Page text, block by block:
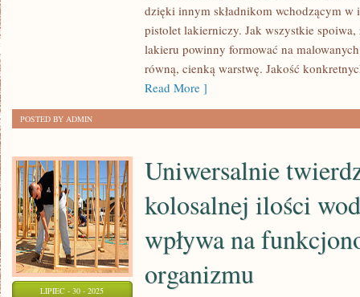
MAJĄ
INTRYGUJĄCE
NOWOMODNE
PROPOZYCJE
dzięki innym składnikom wchodzącym w
pistolet lakierniczy. Jak wszystkie
lakieru powinny formować na
równą, cienką warstwę. Jakość
Read More ]
POSTED BY ADMIN
LIPIEC - 30 - 2025
Uniwersalnie
kolosalnej ilości
wpływa na
organizmu